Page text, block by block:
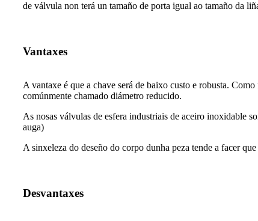
de válvula non terá un tamaño de porta igual ao tamaño da
Vantaxes
A vantaxe é que a chave será de baixo custo e robusta.
comúnmente chamado diámetro reducido.
As nosas válvulas de esfera industriais de aceiro inoxidable
auga)
A sinxeleza do deseño do corpo dunha peza tende a facer
Desvantaxes